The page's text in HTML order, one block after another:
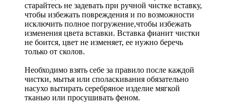
старайтесь не задевать при ручной чистке вставку,
чтобы избежать повреждения и по возможности
исключить полное погружение,чтобы избежать
изменения цвета вставки. Вставка фианит чистки
не боится, цвет не изменяет, ее нужно беречь
только от сколов.
Необходимо взять себе за правило после каждой
чистки, мытья или споласкивания обязательно
насухо вытирать серебряное изделие мягкой
тканью или просушивать феном.